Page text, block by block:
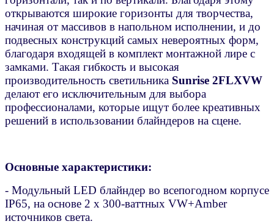
открываются широкие горизонты для творчества,
начиная от массивов в напольном исполнении, и до
подвесных конструкций самых невероятных форм,
благодаря входящей в комплект монтажной лире с
замками. Такая гибкость и высокая
производительность светильника Sunrise 2FLXVW
делают его исключительным для выбора
профессионалами, которые ищут более креативных
решений в использовании блайндеров на сцене.
Основные характеристики:
- Модульный LED блайндер во всепогодном корпусе
IP65, на основе 2 х 300-ваттных VW+Amber
источников света.